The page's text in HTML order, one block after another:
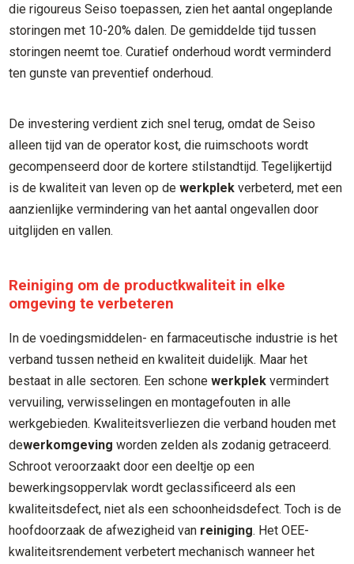
die rigoureus Seiso toepassen, zien het aantal ongeplande
storingen met 10-20% dalen. De gemiddelde tijd tussen
storingen neemt toe. Curatief onderhoud wordt verminderd
ten gunste van preventief onderhoud.
De investering verdient zich snel terug, omdat de Seiso
alleen tijd van de operator kost, die ruimschoots wordt
gecompenseerd door de kortere stilstandtijd. Tegelijkertijd
is de kwaliteit van leven op dewerkplek verbeterd, met een
aanzienlijke vermindering van het aantal ongevallen door
uitglijden en vallen.
Reiniging om de productkwaliteit in elke
omgeving te verbeteren
In de voedingsmiddelen- en farmaceutische industrie is het
verband tussen netheid en kwaliteit duidelijk. Maar het
bestaat in alle sectoren. Een schonewerkplek vermindert
vervuiling, verwisselingen en montagefouten in alle
werkgebieden. Kwaliteitsverliezen die verband houden met
dewerkomgeving worden zelden als zodanig getraceerd.
Schroot veroorzaakt door een deeltje op een
bewerkingsoppervlak wordt geclassificeerd als een
kwaliteitsdefect, niet als een schoonheidsdefect. Toch is de
hoofdoorzaak de afwezigheid van reiniging. Het OEE-
kwaliteitsrendement verbetert mechanisch wanneer het